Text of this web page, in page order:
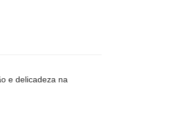
e delicadeza na